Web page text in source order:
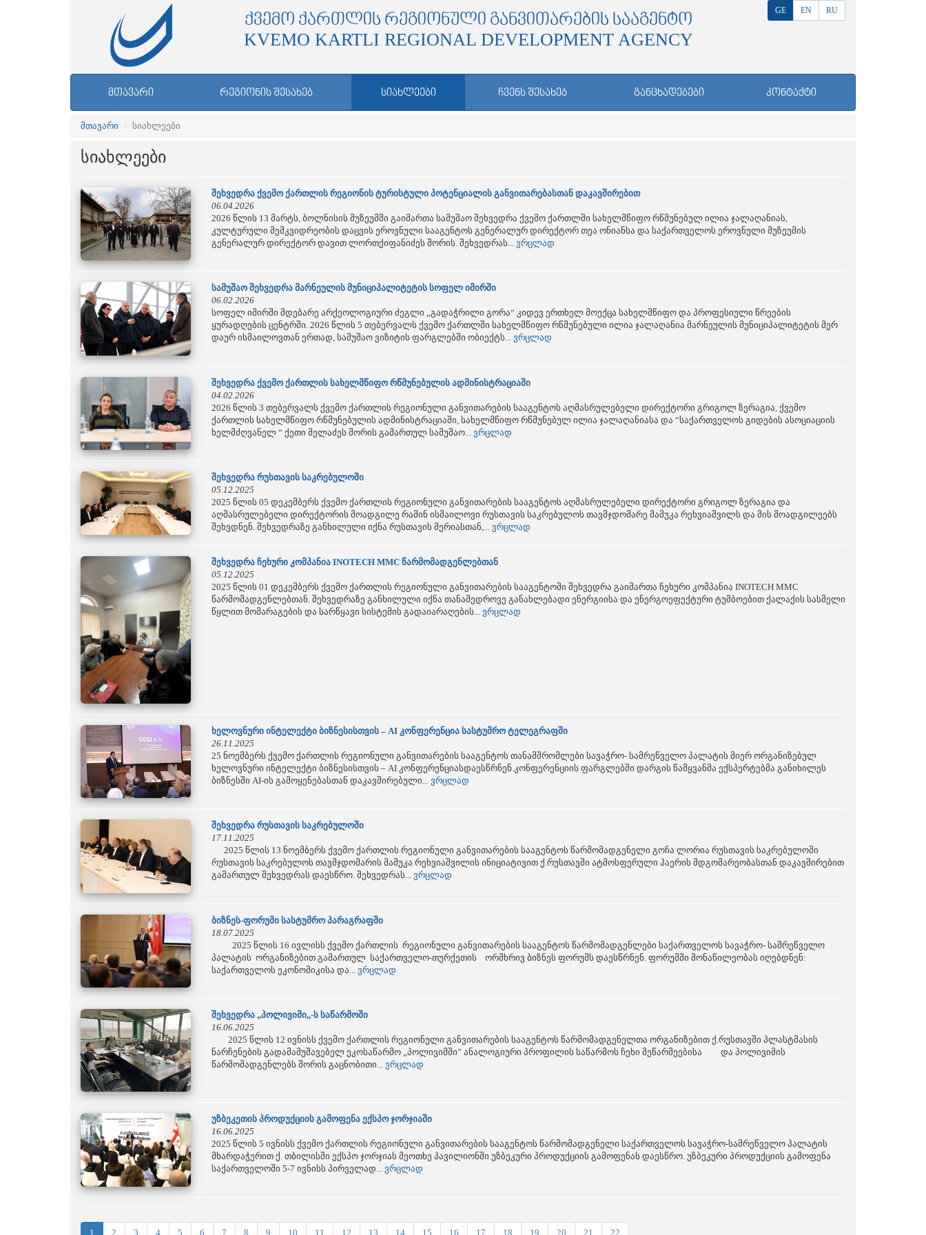
ᲥᲕᲔᲛᲝ ᲥᲐᲠᲗᲚᲘᲡ ᲠᲔᲒᲘᲝᲜᲣᲚᲘ ᲒᲐᲜᲕᲘᲗᲐᲠᲔᲑᲘᲡ ᲡᲐᲐᲒᲔᲜᲢᲝ
KVEMO KARTLI REGIONAL DEVELOPMENT AGENCY
GE EN RU
ᲛᲗᲐᲕᲐᲠᲘ ᲠᲔᲒᲘᲝᲜᲘᲡ ᲨᲔᲡᲐᲮᲔᲑ ᲡᲘᲐᲮᲚᲔᲔᲑᲘ ᲩᲕᲔᲜᲡ ᲨᲔᲡᲐᲮᲔᲑ ᲒᲐᲜᲪᲮᲐᲓᲔᲑᲔᲑᲘ ᲙᲝᲜᲢᲐᲥᲢᲘ
მთავარი სიახლეები
სიახლეები
შეხვედრა ქვემო ქართლის რეგიონის ტურისტული პოტენციალის განვითარებასთან დაკავშირებით
06.04.2026
2026 წლის 13 მარტს, ბოლნისის მუზეუმში გაიმართა სამუშაო შეხვედრა ქვემო ქართლში სახელმწიფო რწმუნებულ ილია ჯალაღანიას,
კულტურული მემკვიდრეობის დაცვის ეროვნული სააგენტოს გენერალურ დირექტორ თეა ონიანსა და საქართველოს ეროვნული მუზეუმის
გენერალურ დირექტორ დავით ლორთქიფანიძეს შორის. შეხვედრას... ვრცლად
სამუშაო შეხვედრა მარნეულის მუნიციპალიტეტის სოფელ იმირში
06.02.2026
სოფელ იმირში მდებარე არქეოლოგიური ძეგლი „გადაჭრილი გორა“ კიდევ ერთხელ მოექცა სახელმწიფო და პროფესიული წრეების
ყურადღების ცენტრში. 2026 წლის 5 თებერვალს ქვემო ქართლში სახელმწიფო რწმუნებული ილია ჯალაღანია მარნეულის მუნიციპალიტეტის მერ
დაურ ისმაილოვთან ერთად, სამუშაო ვიზიტის ფარგლებში ობიექტს... ვრცლად
შეხვედრა ქვემო ქართლის სახელმწიფო რწმუნებულის ადმინისტრაციაში
04.02.2026
2026 წლის 3 თებერვალს ქვემო ქართლის რეგიონული განვითარების სააგენტოს აღმასრულებელი დირექტორი გრიგოლ ზერაგია, ქვემო
ქართლის სახელმწიფო რწმუნებულის ადმინისტრაციაში, სახელმწიფო რწმუნებულ ილია ჯალაღანიასა და “საქართველოს გიდების ასოციაციის
ხელმძღვანელ “ ქეთი მელაძეს შორის გამართულ სამუშაო... ვრცლად
შეხვედრა რუსთავის საკრებულოში
05.12.2025
2025 წლის 05 დეკემბერს ქვემო ქართლის რეგიონული განვითარების სააგენტოს აღმასრულებელი დირექტორი გრიგოლ ზერაგია და
აღმასრულებელი დირექტორის მოადგილე რამინ ისმაილოვი რუსთავის საკრებულოს თავმჯდომარე მამუკა რეხვიაშვილს და მის მოადგილეებს
შეხვდნენ. შეხვედრაზე განხილული იქნა რუსთავის მერიასთან,... ვრცლად
შეხვედრა ჩეხური კომპანია INOTECH MMC წარმომადგენლებთან
05.12.2025
2025 წლის 01 დეკემბერს ქვემო ქართლის რეგიონული განვითარების სააგენტოში შეხვედრა გაიმართა ჩეხური კომპანია INOTECH MMC
წარმომადგენლებთან. შეხვედრაზე განხილული იქნა თანამედროვე განახლებადი ენერგიისა და ენერგოეფექტური ტუმბოებით ქალაქის სასმელი
წყლით მომარაგების და სარწყავი სისტემის გადაიარაღების... ვრცლად
ხელოვნური ინტელექტი ბიზნესისთვის – AI კონფერენცია სასტუმრო ტელეგრაფში
26.11.2025
25 ნოემბერს ქვემო ქართლის რეგიონული განვითარების სააგენტოს თანამშრომლები სავაჭრო- სამრეწველო პალატის მიერ ორგანიზებულ
ხელოვნური ინტელექტი ბიზნესისთვის – AI კონფერენციასდაესწრნენ.კონფერენციის ფარგლებში დარგის წამყვანმა ექსპერტებმა განიხილეს
ბიზნესში AI-ის გამოყენებასთან დაკავშირებული... ვრცლად
შეხვედრა რუსთავის საკრებულოში
17.11.2025
2025 წლის 13 ნოემბერს ქვემო ქართლის რეგიონული განვითარების სააგენტოს წარმომადგენელი გოჩა ლორია რუსთავის საკრებულოში
რუსთავის საკრებულოს თავმჯდომარის მამუკა რეხვიაშვილის ინიციატივით ქ.რუსთავში ატმოსფერული ჰაერის მდგომარეობასთან დაკავშირებით
გამართულ შეხვედრას დაესწრო. შეხვედრას... ვრცლად
ბიზნეს-ფორუმი სასტუმრო პარაგრაფში
18.07.2025
2025 წლის 16 ივლისს ქვემო ქართლის რეგიონული განვითარების სააგენტოს წარმომადგენლები საქართველოს სავაჭრო- სამრეწველო
პალატის ორგანიზებით გამართულ საქართველო-თურქეთის ორმხრივ ბიზნეს ფორუმს დაესწრნენ. ფორუმში მონაწილეობას იღებდნენ:
საქართველოს ეკონომიკისა და... ვრცლად
შეხვედრა ,,პოლივიმი,,-ს საწარმოში
16.06.2025
2025 წლის 12 ივნისს ქვემო ქართლის რეგიონული განვითარების სააგენტოს წარმომადგენელთა ორგანიზებით ქ.რუსთავში პლასტმასის
ნარჩენების გადამამუშავებელ ეკოსაწარმო „პოლივიმში” ანალოგიური პროფილის საწარმოს ჩეხი მეწარმეებისა და პოლივიმის
წარმომადგენლებს შორის გაცნობითი... ვრცლად
უზბეკეთის პროდუქციის გამოფენა ექსპო ჯორჯიაში
16.06.2025
2025 წლის 5 ივნისს ქვემო ქართლის რეგიონული განვითარების სააგენტოს წარმომადგენელი საქართველოს სავაჭრო-სამრეწველო პალატის
მხარდაჭერით ქ. თბილისში ექსპო ჯორჯიას მეოთხე პავილიონში უზბეკური პროდუქციის გამოფენას დაესწრო. უზბეკური პროდუქციის გამოფენა
საქართველოში 5-7 ივნისს პირველად... ვრცლად
1 2 3 4 5 6 7 8 9 10 11 12 13 14 15 16 17 18 19 20 21 22